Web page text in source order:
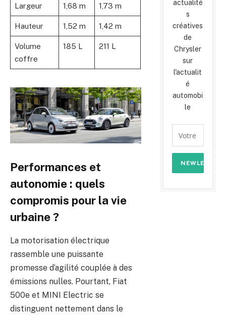
Largeur 1,68 m 1,73 m
Hauteur 1,52 m 1,42 m
Volume
coffre
185 L 211 L
Performances et
autonomie : quels
compromis pour la vie
urbaine ?
La motorisation électrique
rassemble une puissante
promesse d’agilité couplée à des
émissions nulles. Pourtant, Fiat
500e et MINI Electric se
distinguent nettement dans le
actualité
s
créatives
de
Chrysler
sur
l'actualit
é
automobi
le